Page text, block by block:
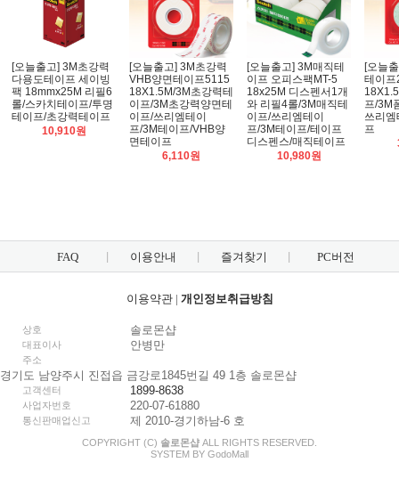
[오늘출고] 3M초강력
다용도테이프 세이빙
팩 18mmx25M 리필6
롤/스카치테이프/투명
테이프/초강력테이프
10,910원
[오늘출고] 3M초강력
VHB양면테이프5115
18X1.5M/3M초강력테
이프/3M초강력양면테
이프/쓰리엠테이
프/3M테이프/VHB양
면테이프
6,110원
[오늘출고] 3M매직테
이프 오피스팩MT-5
18x25M 디스펜서1개
와 리필4롤/3M매직테
이프/쓰리엠테이
프/3M테이프/테이프
디스펜스/매직테이프
10,980원
[오늘
테이
프/3M
쓰리
프
FAQ 이용안내 즐겨찾기 PC버전
이용약관| 개인정보취급방침
상호 솔로몬샵
대표이사 안병만
주소
경기도 남양주시 진접읍 금강로1845번길 49 1층 솔로몬샵
고객센터 1899-8638
사업자번호 220-07-61880
통신판매업신고 제 2010-경기하남-6 호
COPYRIGHT (C) 솔로몬샵 ALL RIGHTS RESERVED.
SYSTEM BY GodoMall